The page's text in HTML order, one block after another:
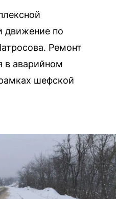
движение по
Ремонт
в аварийном
шефской